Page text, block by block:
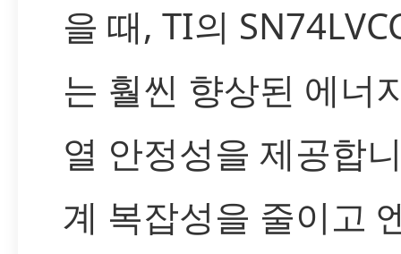
을 때, TI의
는 훨씬 향상된 에너
열 안정성을 제공합
계 복잡성을 줄이고